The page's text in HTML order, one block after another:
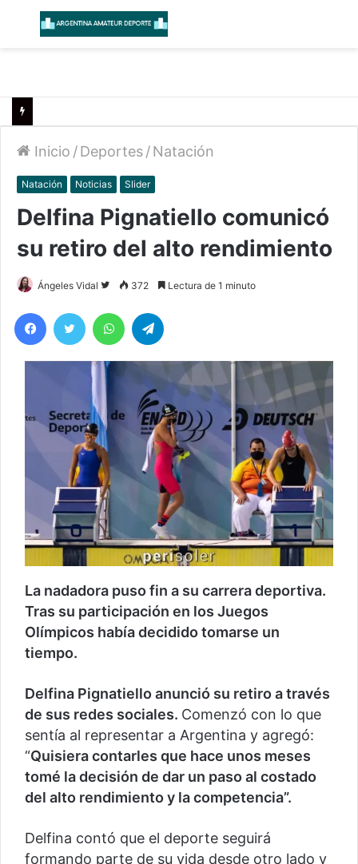
Menú
Inicio /Deportes/Natación
Natación Noticias Slider
Delfina Pignatiello comunicó
su retiro del alto rendimiento
Ángeles Vidal
Follow
Twitter
372 Lectura de 1 minuto
Facebook
Twitter WhatsApp
La nadadora puso fin a su carrera deportiva.
Tras su participación en los Juegos
Olímpicos había decidido tomarse un
tiempo.
Delfina Pignatiello anunció su retiro a través
de sus redes sociales. Comenzó con lo que
sentía al representar a Argentina y agregó:
“Quisiera contarles que hace unos meses
tomé la decisión de dar un paso al costado
del alto rendimiento y la competencia”.
Delfina contó que el deporte seguirá
formando parte de su vida desde otro lado y